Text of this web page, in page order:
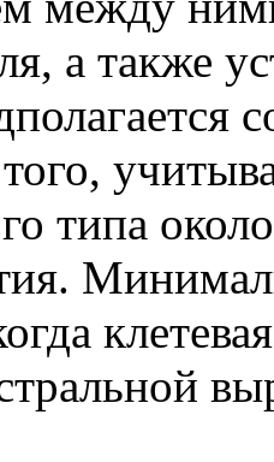
а также
типа